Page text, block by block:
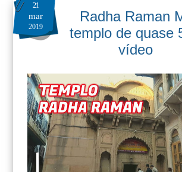
21
mar
2019
Radha Raman
templo de quase
vídeo